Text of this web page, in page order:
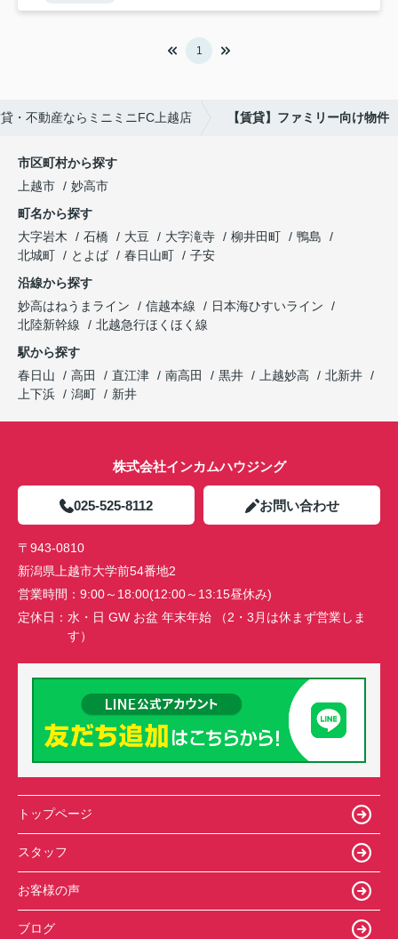
1
・不動産ならミニミニFC上越店 【賃貸】ファミリー向け物件
市区町村から探す
上越市
妙高市
町名から探す
大字岩木
石橋 大豆 大字滝寺 柳井田町
鴨島
北城町
とよば 春日山町
子安
沿線から探す
妙高はねうまライン
信越本線
日本海ひすいライン
北陸新幹線
北越急行ほくほく線
駅から探す
春日山
高田 直江津 南高田 黒井 上越妙高
北新井
上下浜
潟町 新井
株式会社インカムハウジング
025-525-8112 お問い合わせ
〒943-0810
新潟県上越市大学前54番地2
営業時間： 9:00～18:00(12:00～13:15昼休み)
定休日： 水・日 GW お盆 年末年始 （2・3月は休まず営業しま
す）
トップページ
スタッフ
お客様の声
ブログ